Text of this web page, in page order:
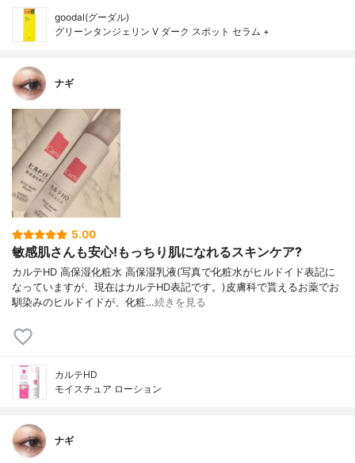
goodal(グーダル)
グリーンタンジェリン V ダーク スポット セラム +
ナギ
5.00
敏感肌さんも安心!もっちり肌になれるスキンケア?
カルテHD 高保湿化粧水 高保湿乳液(写真で化粧水がヒルドイド表記に
なっていますが、現在はカルテHD表記です。)皮膚科で貰えるお薬でお
馴染みのヒルドイドが、化粧…続きを見る
カルテHD
モイスチュア ローション
ナギ